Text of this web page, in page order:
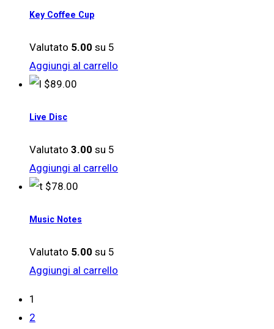
Key Coffee Cup
Valutato 5.00 su 5
Aggiungi al carrello
$89.00
Live Disc
Valutato 3.00 su 5
Aggiungi al carrello
$78.00
Music Notes
Valutato 5.00 su 5
Aggiungi al carrello
1
2